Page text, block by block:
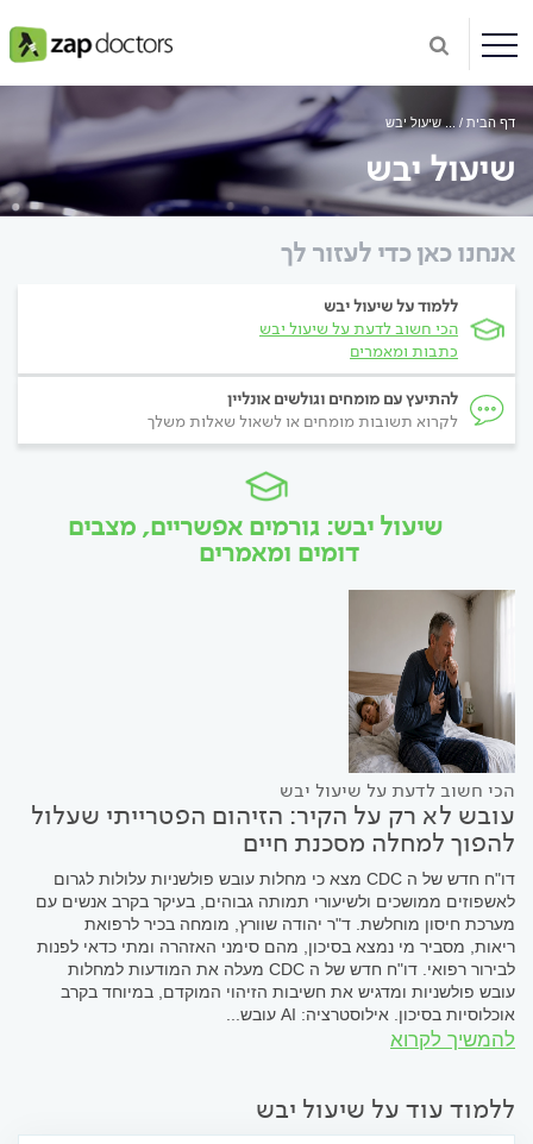
דף הבית שיעול יבש
שיעול יבש
אנחנו כאן כדי לעזור לך
ללמוד על שיעול יבש
הכי חשוב לדעת על שיעול יבש
כתבות ומאמרים
להתיעץ עם מומחים וגולשים אונליין
לקרוא תשובות מומחים או לשאול שאלות משלך
שיעול יבש: גורמים אפשריים, מצבים
דומים ומאמרים
הכי חשוב לדעת על שיעול יבש
עובש לא רק על הקיר: הזיהום הפטרייתי שעלול
להפוך למחלה מסכנת חיים
דו"ח חדש של ה CDC מצא כי מחלות עובש פולשניות עלולות לגרום
לאשפוזים ממושכים ולשיעורי תמותה גבוהים, בעיקר בקרב אנשים עם
מערכת חיסון מוחלשת. ד"ר יהודה שוורץ, מומחה בכיר לרפואת
ריאות, מסביר מי נמצא בסיכון, מהם סימני האזהרה ומתי כדאי לפנות
לבירור רפואי. דו"ח חדש של ה CDC מעלה את המודעות למחלות
עובש פולשניות ומדגיש את חשיבות הזיהוי המוקדם, במיוחד בקרב
אוכלוסיות בסיכון. אילוסטרציה: AI עובש...
להמשיך לקרוא
ללמוד עוד על שיעול יבש